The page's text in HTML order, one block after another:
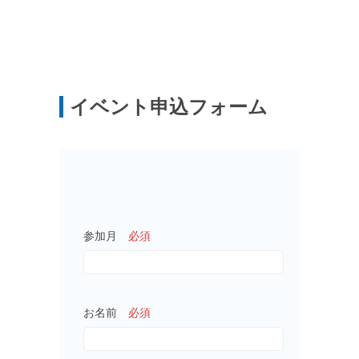
イベント申込フォーム
参加月 必須
お名前 必須